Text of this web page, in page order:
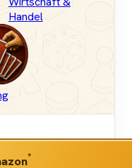
Handel
*